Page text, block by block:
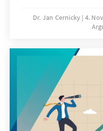
Staatliche Eingriffe
einzelner Branchen
Innovationen und
Industriepolitik sollte
begründeten
stets
entstehen durch
dauerhafte
Dr. Jan Cernicky 4.